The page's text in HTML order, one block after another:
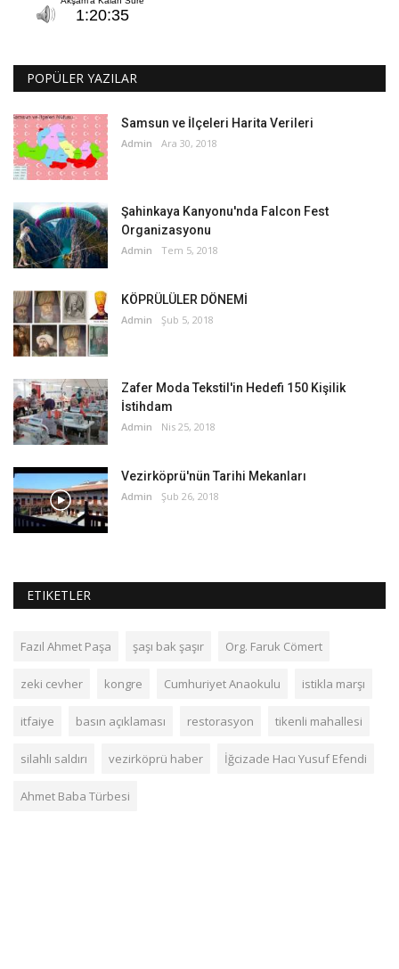
POPÜLER YAZILAR
Samsun ve İlçeleri Harita Verileri
Admin Ara 30, 2018
Şahinkaya Kanyonu'nda Falcon Fest
Organizasyonu
Admin Tem 5, 2018
KÖPRÜLÜLER DÖNEMİ
Admin Şub 5, 2018
Zafer Moda Tekstil'in Hedefi 150 Kişilik
İstihdam
Admin Nis 25, 2018
Vezirköprü'nün Tarihi Mekanları
Admin Şub 26, 2018
ETIKETLER
Fazıl Ahmet Paşa şaşı bak şaşır Org. Faruk Cömert
zeki cevher kongre Cumhuriyet Anaokulu istikla marşı
itfaiye basın açıklaması restorasyon tikenli mahallesi
silahlı saldırı vezirköprü haber İğcizade Hacı Yusuf Efendi
Ahmet Baba Türbesi